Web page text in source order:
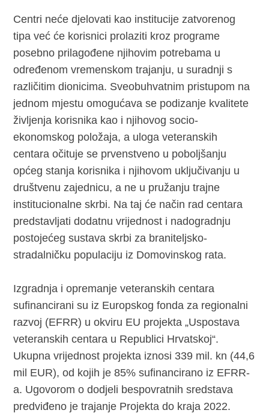
Centri neće djelovati kao institucije zatvorenog
tipa već će korisnici prolaziti kroz programe
posebno prilagođene njihovim potrebama u
određenom vremenskom trajanju, u suradnji s
različitim dionicima. Sveobuhvatnim pristupom na
jednom mjestu omogućava se podizanje kvalitete
življenja korisnika kao i njihovog socio-
ekonomskog položaja, a uloga veteranskih
centara očituje se prvenstveno u poboljšanju
općeg stanja korisnika i njihovom uključivanju u
društvenu zajednicu, a ne u pružanju trajne
institucionalne skrbi. Na taj će način rad centara
predstavljati dodatnu vrijednost i nadogradnju
postojećeg sustava skrbi za braniteljsko-
stradalničku populaciju iz Domovinskog rata.
Izgradnja i opremanje veteranskih centara
sufinancirani su iz Europskog fonda za regionalni
razvoj (EFRR) u okviru EU projekta „Uspostava
veteranskih centara u Republici Hrvatskoj“.
Ukupna vrijednost projekta iznosi 339 mil. kn (44,6
mil EUR), od kojih je 85% sufinancirano iz EFRR-
a. Ugovorom o dodjeli bespovratnih sredstava
predviđeno je trajanje Projekta do kraja 2022.